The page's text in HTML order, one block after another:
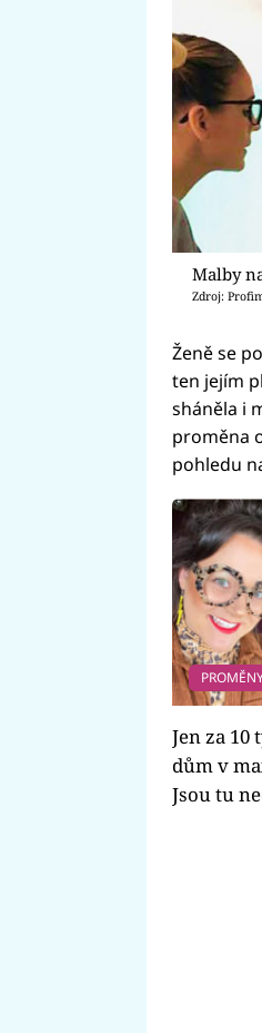
Malby
Zdroj:
Ženě se
ten jejím
sháněla i
proměna
pohledu
Jen za
dům v
Jsou tu